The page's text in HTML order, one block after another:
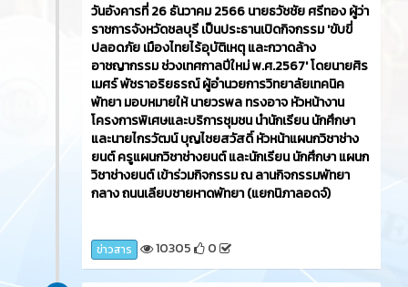
วันอังคารที่ 26 ธันวาคม 2566​ นายธวัชชัย ศรีทอง ผู้ว่า
ราชการจังหวัดชลบุรี เป็นประธานเปิดกิจกรรม 'ขับขี่
ปลอดภัย เมืองไทยไร้อุบัติเหตุ และกวาดล้าง
อาชญากรรม ช่วงเทศกาลปีใหม่ พ.ศ.2567' โดยนายศิร
เมศร์ พัชราอริยธรณ์ ผู้อำนวยการวิทยาลัยเทคนิค
พัทยา มอบหมายให้ นายวรพล ทรงอาจ หัวหน้างาน
โครงการพิเศษและบริการชุมชน นำนักเรียน นักศึกษา
และนายไกรวัฒน์ บุญไชยสวัสดิ์ หัวหน้าแผนกวิชาช่าง
ยนต์ ครูแผนกวิชาช่างยนต์ และนักเรียน นักศึกษา แผนก
วิชาช่างยนต์ เข้าร่วมกิจกรรม ณ ลานกิจกรรมพัทยา
กลาง ถนนเลียบชายหาดพัทยา (แยกนิภาลอดจ์)
ข่าวสาร 10305 0